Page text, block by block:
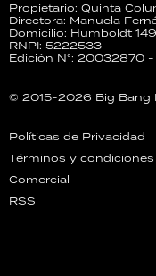
Propietario: Quinta
Directora: Manuela
Domicilio: Humboldt
RNPI: 5222533
Edición N°: 20032870
© 2015-2026 Big Bang
Políticas de Privacidad
Términos y condiciones
Comercial
RSS